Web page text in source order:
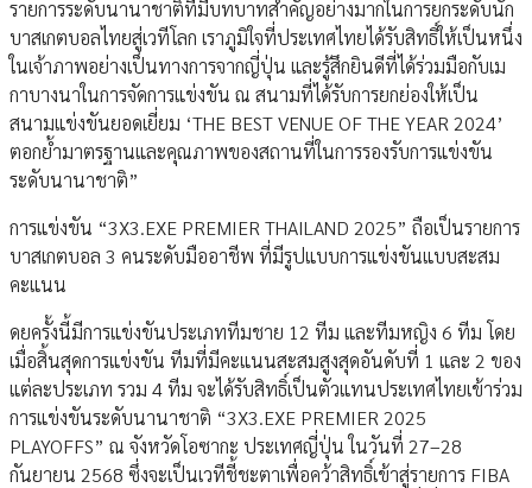
รายการระดับนานาชาติที่มีบทบาทสำคัญอย่างมากในการยกระดับนัก
บาสเกตบอลไทยสู่เวทีโลก เราภูมิใจที่ประเทศไทยได้รับสิทธิ์ให้เป็นหนึ่ง
ในเจ้าภาพอย่างเป็นทางการจากญี่ปุ่น และรู้สึกยินดีที่ได้ร่วมมือกับเม
กาบางนาในการจัดการแข่งขัน ณ สนามที่ได้รับการยกย่องให้เป็น
สนามแข่งขันยอดเยี่ยม ‘THE BEST VENUE OF THE YEAR 2024’
ตอกย้ำมาตรฐานและคุณภาพของสถานที่ในการรองรับการแข่งขัน
ระดับนานาชาติ”
การแข่งขัน “3X3.EXE PREMIER THAILAND 2025” ถือเป็นรายการ
บาสเกตบอล 3 คนระดับมืออาชีพ ที่มีรูปแบบการแข่งขันแบบสะสม
คะแนน
ดยครั้งนี้มีการแข่งขันประเภททีมชาย 12 ทีม และทีมหญิง 6 ทีม โดย
เมื่อสิ้นสุดการแข่งขัน ทีมที่มีคะแนนสะสมสูงสุดอันดับที่ 1 และ 2 ของ
แต่ละประเภท รวม 4 ทีม จะได้รับสิทธิ์เป็นตัวแทนประเทศไทยเข้าร่วม
การแข่งขันระดับนานาชาติ “3X3.EXE PREMIER 2025
PLAYOFFS” ณ จังหวัดโอซากะ ประเทศญี่ปุ่น ในวันที่ 27–28
กันยายน 2568 ซึ่งจะเป็นเวทีชี้ชะตาเพื่อคว้าสิทธิ์เข้าสู่รายการ FIBA